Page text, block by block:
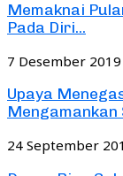
Memaknai
Pada Diri...
7 Desember 2019
Upaya
Mengamankan
24 September